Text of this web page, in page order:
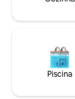
Piscina